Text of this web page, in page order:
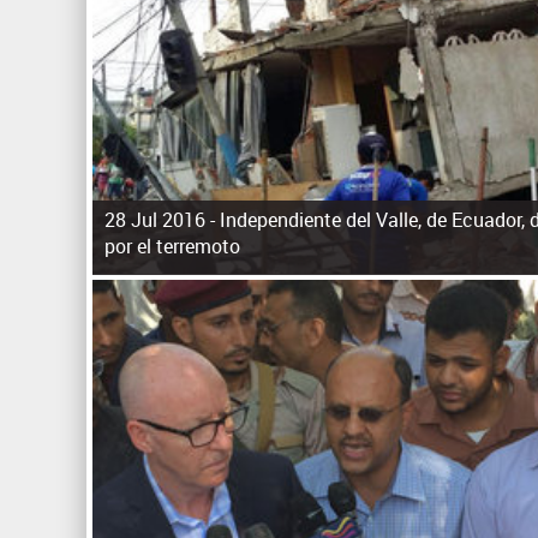
28 Jul 2016 -Independiente del Valle, de
por el terremoto
P
á
g
i